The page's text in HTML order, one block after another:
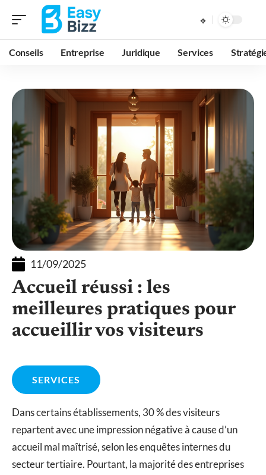
Conseils Entreprise Juridique Services
11/09/2025
Accueil réussi : les
meilleures pratiques pour
accueillir vos visiteurs
SERVICES
Dans certains établissements, 30 % des visiteurs
repartent avec une impression négative à cause d’un
accueil mal maîtrisé, selon les enquêtes internes du
secteur tertiaire. Pourtant, la majorité des entreprises